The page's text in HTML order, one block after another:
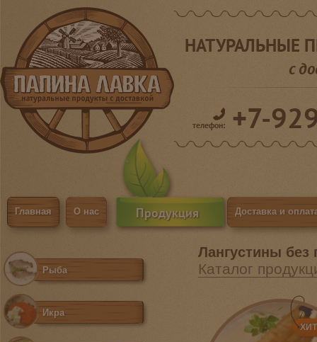
Главная О нас Продукция Доставка и
НАТУРАЛЬНЫЕ
с
телефон: +7-
Лангустины без
Каталог
Рыба
Икра